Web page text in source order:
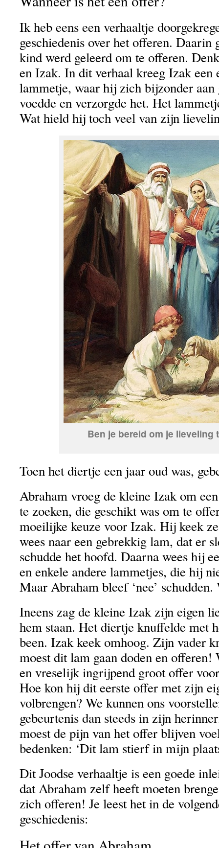
Ik heb eens een verhaaltje
geschiedenis over het offeren. Daarin
kind werd geleerd om te offeren.
en Izak. In dit verhaal kreeg Izak een
lammetje, waar hij zich bijzonder
voedde en verzorgde het. Het
Wat hield hij toch veel van zijn
Ben je bereid om je lieveling
Toen het diertje een jaar oud was,
Abraham vroeg de kleine Izak om
te zoeken, die geschikt was om te
moeilijke keuze voor Izak. Hij keek
wees naar een gebrekkig lam, dat er
schudde het hoofd. Daarna wees hij
en enkele andere lammetjes, die hij
Maar Abraham bleef ‘nee’ schudden.
Ineens zag de kleine Izak zijn eigen
hem staan. Het diertje knuffelde met
been. Izak keek omhoog. Zijn vader
moest dit lam gaan doden en
en vreselijk ingrijpend groot offer
Hoe kon hij dit eerste offer met zijn
volbrengen? We kunnen ons
gebeurtenis dan steeds in zijn
moest de pijn van het offer blijven
bedenken: ‘Dit lam stierf in mijn
Dit Joodse verhaaltje is een goede
dat Abraham zelf heeft moeten
zich offeren! Je leest het in de
geschiedenis: